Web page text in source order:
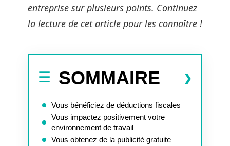
entreprise sur plusieurs points. Continuez
la lecture de cet article pour les connaître !
SOMMAIRE
Vous bénéficiez de déductions fiscales
Vous impactez positivement votre
environnement de travail
Vous obtenez de la publicité gratuite